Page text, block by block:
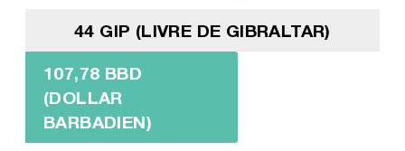
44 GIP (LIVRE DE GIBRALTAR)
107,78 BBD
(DOLLAR
BARBADIEN)